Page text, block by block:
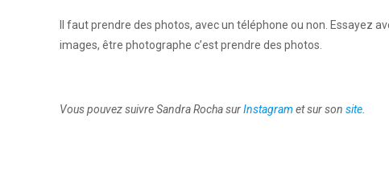
Il faut prendre des photos, avec un téléphone ou non. Essayez
images, être photographe c’est prendre des photos.
Vous pouvez suivre Sandra Rocha surInstagram et sur sonsite